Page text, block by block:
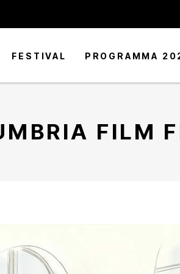
FESTIVAL PROGRAMMA
FILM